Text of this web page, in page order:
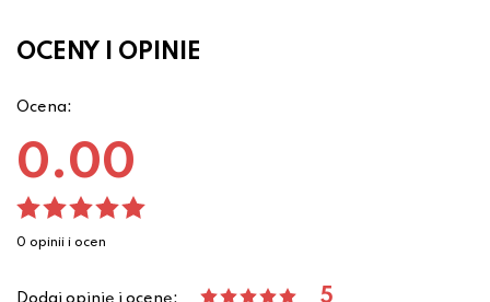
OCENY I OPINIE
Ocena:
0.00
0 opinii i ocen
Dodaj opinię i ocenę: 5